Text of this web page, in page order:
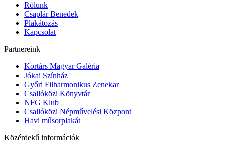
Rólunk
Csaplár Benedek
Plakátozás
Kapcsolat
Partnereink
Kortárs Magyar Galéria
Jókai Színház
Győri Filharmonikus Zenekar
Csallóközi Könyvtár
NFG Klub
Csallóközi Népművelési Központ
Havi műsorplakát
Közérdekű információk